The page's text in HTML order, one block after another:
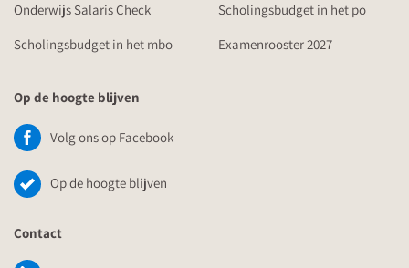
Onderwijs Salaris Check
Scholingsbudget in het po
Scholingsbudget in het mbo
Examenrooster 2027
Op de hoogte blijven
Volg ons op Facebook
Op de hoogte blijven
Contact